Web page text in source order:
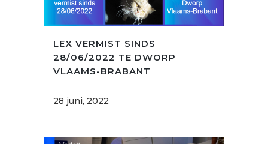
LEX VERMIST SINDS
28/06/2022 TE DWORP
VLAAMS-BRABANT
28 juni, 2022